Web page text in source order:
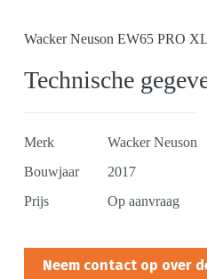
Wacker Neuson EW65 PRO
Technische
Merk
Wacker Neuson
Bouwjaar
2017
Prijs
Op aanvraag
Neem contact op over